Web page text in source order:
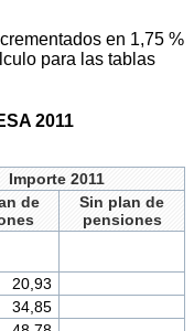
en 1,75 %
para las tablas
2011
Importe 2011
de
Sin plan de
pensiones
20,93
34,85